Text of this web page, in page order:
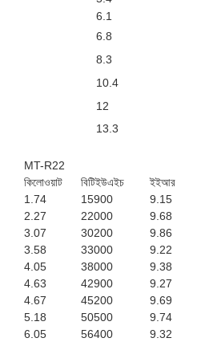
6.1
6.8
8.3
10.4
12
13.3
MT-R22
কিলোওয়াট
বিটিইউএইচ
ইইআর
1.74 15900
9.15
2.27 22000
9.68
3.07 30200
9.86
3.58 33000
9.22
4.05 38000
9.38
4.63 42900
9.27
4.67 45200
9.69
5.18 50500
9.74
6.05 56400
9.32